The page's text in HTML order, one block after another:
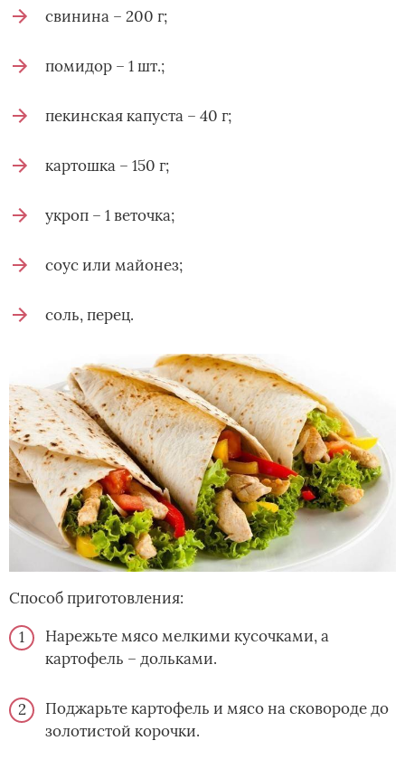
свинина – 200 г;
помидор – 1 шт.;
пекинская капуста – 40 г;
картошка – 150 г;
укроп – 1 веточка;
соус или майонез;
соль, перец.
Способ приготовления:
Нарежьте мясо мелкими кусочками, а
картофель – дольками.
Поджарьте картофель и мясо на сковороде до
золотистой корочки.